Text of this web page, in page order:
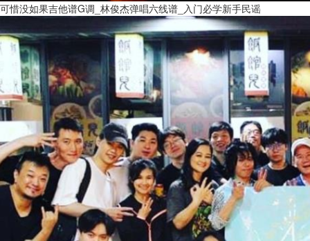
可惜没如果吉他谱G调_林俊杰弹唱六线谱_入门必学新手民谣